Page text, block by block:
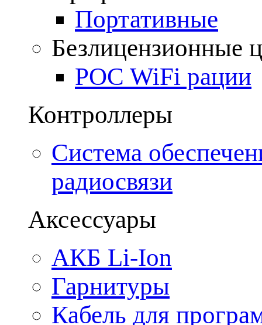
Портативные
Безлицензионные
POC WiFi рации
Контроллеры
Система
радиосвязи
Аксессуары
АКБ Li-Ion
Гарнитуры
Кабель для